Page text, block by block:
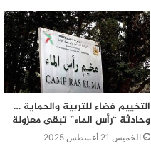
التخييم فضاء للتربية والحماية …
وحادثة “رأس الماء” تبقى معزولة
الخميس 21 أغسطس 2025